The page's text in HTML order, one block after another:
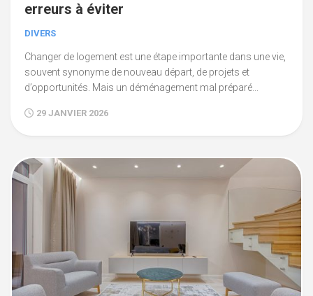
erreurs à éviter
DIVERS
Changer de logement est une étape importante dans une vie,
souvent synonyme de nouveau départ, de projets et
d’opportunités. Mais un déménagement mal préparé...
29 JANVIER 2026